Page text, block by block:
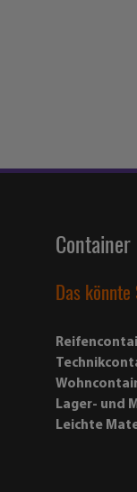
Container
Das
Lager- und
Leichte